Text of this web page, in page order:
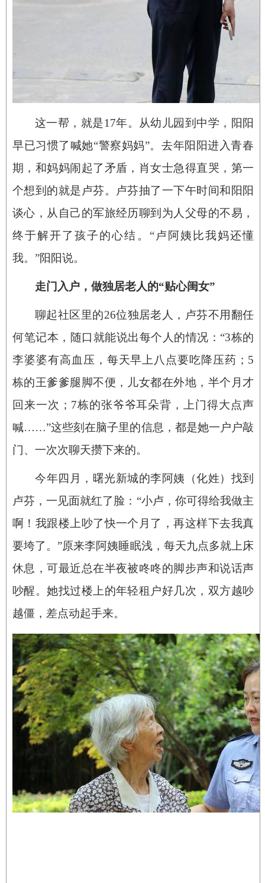
这一帮，就是17年。从幼儿园到中学，阳阳
早已习惯了喊她“警察妈妈”。去年阳阳进入青春
期，和妈妈闹起了矛盾，肖女士急得直哭，第一
个想到的就是卢芬。卢芬抽了一下午时间和阳阳
谈心，从自己的军旅经历聊到为人父母的不易，
终于解开了孩子的心结。“卢阿姨比我妈还懂
我。”阳阳说。
走门入户，做独居老人的“贴心闺女”
聊起社区里的26位独居老人，卢芬不用翻任
何笔记本，随口就能说出每个人的情况：“3栋的
李婆婆有高血压，每天早上八点要吃降压药；5
栋的王爹爹腿脚不便，儿女都在外地，半个月才
回来一次；7栋的张爷爷耳朵背，上门得大点声
喊……”这些刻在脑子里的信息，都是她一户户敲
门、一次次聊天攒下来的。
今年四月，曙光新城的李阿姨（化姓）找到
卢芬，一见面就红了脸：“小卢，你可得给我做主
啊！我跟楼上吵了快一个月了，再这样下去我真
要垮了。”原来李阿姨睡眠浅，每天九点多就上床
休息，可最近总在半夜被咚咚的脚步声和说话声
吵醒。她找过楼上的年轻租户好几次，双方越吵
越僵，差点动起手来。